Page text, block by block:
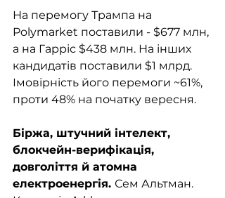
На перемогу Трампа на
Polymarket поставили - $677 млн,
а на Гарріс $438 млн. На інших
кандидатів поставили $1 млрд.
Імовірність його перемоги ~61%,
проти 48% на початку вересня.
Біржа, штучний інтелект,
блокчейн-верифікація,
довголіття й атомна
електроенергія. Сем Альтман.